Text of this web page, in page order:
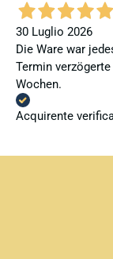
30 Luglio 2026
Die Ware war
Termin
Wochen.
Acquirente